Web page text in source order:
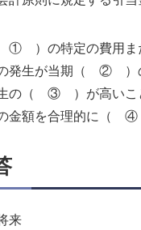
① ）の特定の費用ま
の発生が当期（ ② ）
生の（ ③ ）が高いこ
の金額を合理的に（ ④
来